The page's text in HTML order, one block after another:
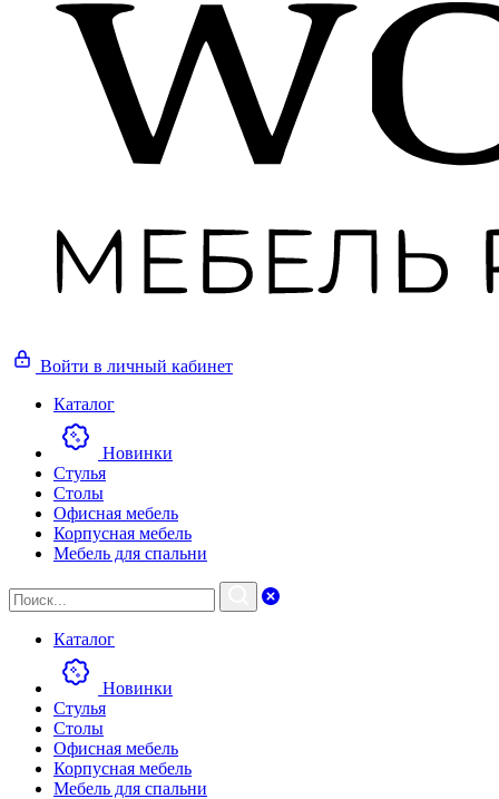
Войти в личный кабинет
Каталог
Новинки
Стулья
Столы
Офисная мебель
Корпусная мебель
Мебель для спальни
Каталог
Новинки
Стулья
Столы
Офисная мебель
Корпусная мебель
Мебель для спальни